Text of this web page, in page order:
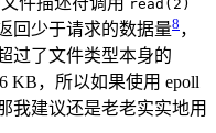
read(2)
回少于请求的数据量8 ，
过了文件类型本身的
KB，所以如果使用 epoll
我建议还是老老实实地用